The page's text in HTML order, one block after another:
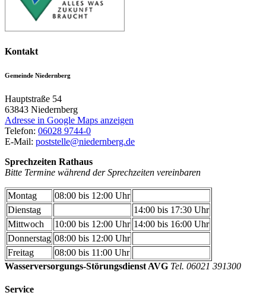
Kontakt
Gemeinde Niedernberg
Hauptstraße 54
63843 Niedernberg
Adresse in Google Maps anzeigen
Telefon: 06028 9744-0
E-Mail: poststelle@niedernberg.de
Sprechzeiten Rathaus
Bitte Termine während der Sprechzeiten vereinbaren
Montag
08:00 bis 12:00 Uhr
Dienstag
14:00 bis 17:30 Uhr
Mittwoch
10:00 bis 12:00 Uhr 14:00 bis 16:00 Uhr
Donnerstag 08:00 bis 12:00 Uhr
Freitag
08:00 bis 11:00 Uhr
Wasserversorgungs-Störungsdienst AVG Tel. 06021 391300
Service